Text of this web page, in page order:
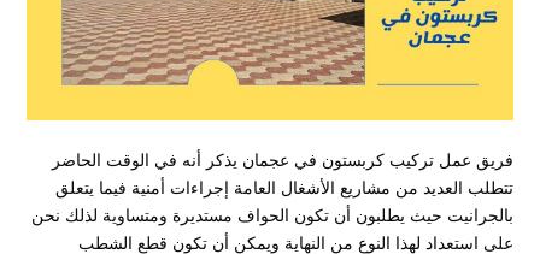
فريق عمل تركيب كربستون في عجمان يذكر أنه في الوقت الحاضر
تتطلب العديد من مشاريع الأشغال العامة إجراءات أمنية فيما يتعلق
بالجرانيت حيث يطلبون أن تكون الحواف مستديرة ومتساوية لذلك نحن
على استعداد لهذا النوع من النهاية ويمكن أن تكون قطع الشطب